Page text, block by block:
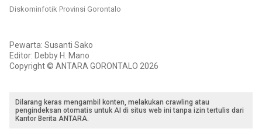
Diskominfotik Provinsi Gorontalo
Pewarta: Susanti Sako
Editor: Debby H. Mano
Copyright © ANTARA GORONTALO 2026
Dilarang keras mengambil konten, melakukan crawling atau
pengindeksan otomatis untuk AI di situs web ini tanpa izin tertulis dari
Kantor Berita ANTARA.